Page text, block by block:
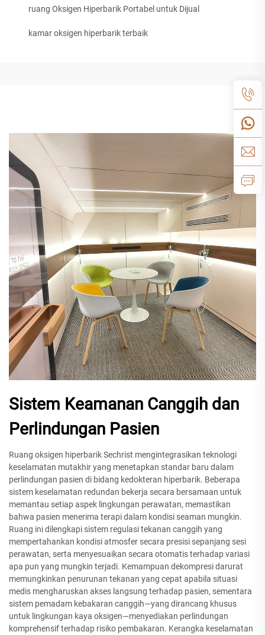
ruang Oksigen Hiperbarik Portabel untuk Dijual
kamar oksigen hiperbarik terbaik
Sistem Keamanan Canggih dan
Perlindungan Pasien
Ruang oksigen hiperbarik Sechrist mengintegrasikan teknologi
keselamatan mutakhir yang menetapkan standar baru dalam
perlindungan pasien di bidang kedokteran hiperbarik. Beberapa
sistem keselamatan redundan bekerja secara bersamaan untuk
memantau setiap aspek lingkungan perawatan, memastikan
bahwa pasien menerima terapi dalam kondisi seaman mungkin.
Ruang ini dilengkapi sistem regulasi tekanan canggih yang
mempertahankan kondisi atmosfer secara presisi sepanjang sesi
perawatan, serta menyesuaikan secara otomatis terhadap variasi
apa pun yang mungkin terjadi. Kemampuan dekompresi darurat
memungkinkan penurunan tekanan yang cepat apabila situasi
medis mengharuskan akses langsung terhadap pasien, sementara
sistem pemadam kebakaran canggih—yang dirancang khusus
untuk lingkungan kaya oksigen—menyediakan perlindungan
komprehensif terhadap risiko pembakaran. Kerangka keselamatan